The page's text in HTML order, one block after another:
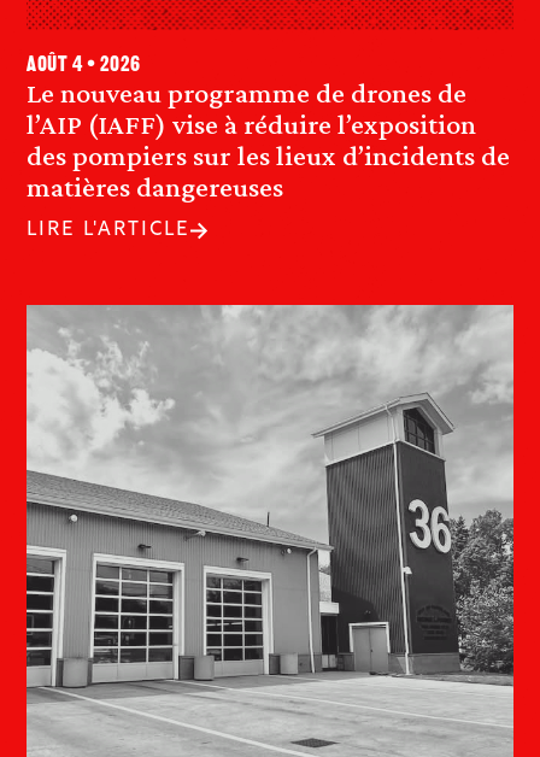
Le nouveau programme de drones de
l’AIP (IAFF) vise à réduire l’exposition
des pompiers sur les lieux d’incidents de
matières dangereuses
août 4 • 2026
LIRE L'ARTICLE